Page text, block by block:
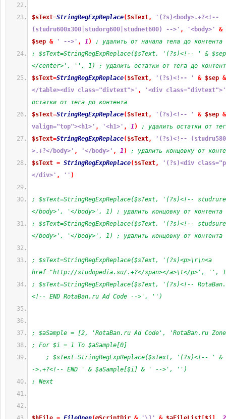
$sText=StringRegExpReplace( $sText,
'(?s)<body>.+?<!--
(studru600x300|studorg600|studnet600) -->' , '<body>'
&
$sep & ' -->' , 1 )
; удалить от начала тела до контента
; $sText=StringRegExpReplace($sText, '(?s)<!-- ' &
</center>', '', 1) ; удалить остатки от тега до
$sText=StringRegExpReplace( $sText, '(?s)<!-- ' & $sep &
</table><div class="divtext">' ,
'<div class="divtext">'
остатки от тега до контента
$sText=StringRegExpReplace( $sText, '(?s)<!-- ' & $sep &
valign="top"><h1>' , '<h1>' , 1 )
; удалить остатки от
$sText=StringRegExpReplace( $sText,
'(?s)<!--
>.+?</body>' , '</body>' , 1 )
; удалить концовку от
$sText = StringRegExpReplace( $sText,
'(?s)<div
</div>' , '' )
; $sText=StringRegExpReplace($sText, '(?s)<!--
</body>', '</body>', 1) ; удалить концовку от контента
; $sText=StringRegExpReplace($sText, '(?s)<!--
</body>', '</body>', 1) ; удалить концовку от контента
; $sText=StringRegExpReplace($sText, '(?s)<p>\r\n<a
href="http://studopedia.su/.+?</span></a>\t</p>', '',
; $sText=StringRegExpReplace($sText, '(?s)<!--
<!-- END RotaBan.ru Ad Code -->', '')
; $aSample = [2, 'RotaBan.ru Ad Code', 'RotaBan.ru
; For $i = 1 To $aSample[0]
; $sText=StringRegExpReplace($sText, '(?s)<!-- '
->.+?<!-- END ' & $aSample[$i] & ' -->', '')
; Next